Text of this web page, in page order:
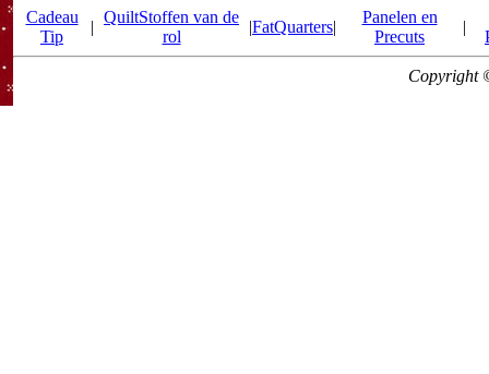
Cadeau
Tip
|
QuiltStoffen van de
rol
|FatQuarters|
Panelen en
Precuts
|
Copyright